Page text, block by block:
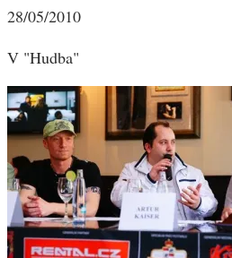
28/05/2010
V "Hudba"